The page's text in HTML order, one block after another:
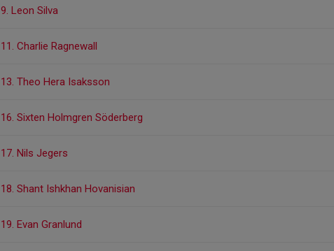
9. Leon Silva
11. Charlie Ragnewall
13. Theo Hera Isaksson
16. Sixten Holmgren Söderberg
17. Nils Jegers
18. Shant Ishkhan Hovanisian
19. Evan Granlund